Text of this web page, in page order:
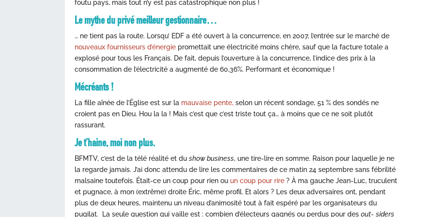
foutu pays, mais tout n’y est pas catastrophique non plus !
Le mythe du privé meilleur gestionnaire…
… ne tient pas la route. Lorsqu’ EDF a été ouvert à la concurrence, en 2007, l’entrée sur le marché de
nouveaux fournisseurs d’énergie promettait une électricité moins chère, sauf que la facture totale a
explosé pour tous les Français. De fait, depuis l’ouverture à la concurrence, l’indice des prix à la
consommation de l’électricité a augmenté de 60,36%. Performant et économique !
Mécréants !
La fille aînée de l’Église est sur la mauvaise pente, selon un récent sondage, 51 % des sondés ne
croient pas en Dieu. Hou la la ! Mais c’est que c’est triste tout ça… à moins que ce ne soit plutôt
rassurant.
Je t’haine, moi non plus.
BFMTV, c’est de la télé réalité et dushow business, une tire-lire en somme. Raison pour laquelle je ne
la regarde jamais. J’ai donc attendu de lire les commentaires de ce matin 24 septembre sans fébrilité
malsaine toutefois. Était-ce un coup pour rien ou un coup pour rire? À ma gauche Jean-Luc, truculent
et pugnace, à mon (extrême) droite Éric, même profil. Et alors ? Les deux adversaires ont, pendant
plus de deux heures, maintenu un niveau d’animosité tout à fait espéré par les organisateurs du
pugilat. La seule question qui vaille est : combien d’électeurs gagnés ou perdus pour desout- siders